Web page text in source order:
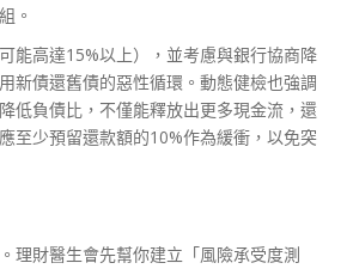
。
能高達15%以上），並考慮與銀行協商降
新債還舊債的惡性循環。動態健檢也強調
低負債比，不僅能釋放出更多現金流，還
至少預留還款額的10%作為緩衝，以免突
理財醫生會先幫你建立「風險承受度測